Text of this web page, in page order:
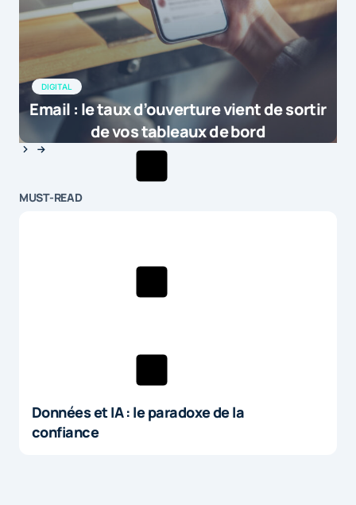
DIGITAL
Email : le taux d’ouverture vient de sortir
de vos tableaux de bord
MUST-READ
Données et IA : le paradoxe de la
confiance